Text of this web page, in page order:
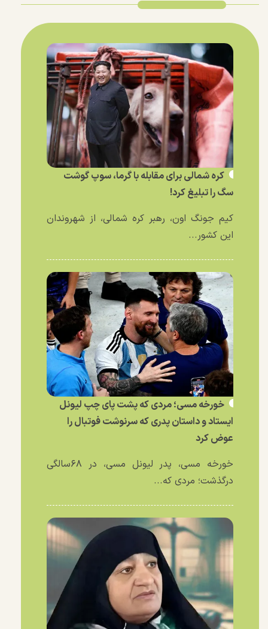
کره شمالی برای مقابله با گرما، سوپ گوشت
سگ را تبلیغ کرد!
کیم جونگ اون، رهبر کره شمالی، از شهروندان
این کشور...
خورخه مسی؛ مردی که پشت پای چپ لیونل
ایستاد و داستان پدری که سرنوشت فوتبال را
عوض کرد
خورخه مسی، پدر لیونل مسی، در ۶۸سالگی
درگذشت؛ مردی که...